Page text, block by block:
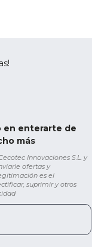
en enterarte de
más
Innovaciones S.L. y
ofertas y
es el
suprimir y otros